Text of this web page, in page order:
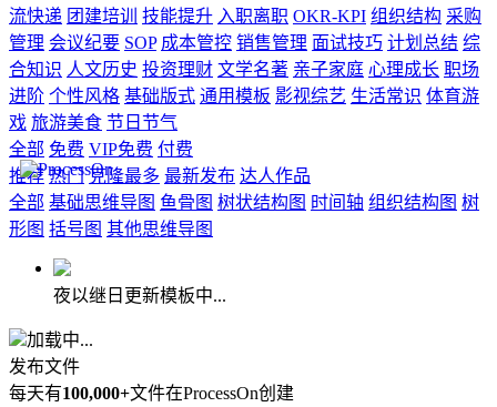
流快递 团建培训 技能提升 入职离职 OKR-KPI 组织结构 采购
管理 会议纪要 SOP 成本管控 销售管理 面试技巧 计划总结 综
合知识 人文历史 投资理财 文学名著 亲子家庭 心理成长 职场
进阶 个性风格 基础版式 通用模板 影视综艺 生活常识 体育游
戏 旅游美食 节日节气
全部 免费 VIP免费 付费
推荐 热门 克隆最多 最新发布 达人作品
全部 基础思维导图 鱼骨图 树状结构图 时间轴 组织结构图 树
形图 括号图 其他思维导图
夜以继日更新模板中...
加载中...
发布文件
每天有100,000+文件在ProcessOn创建